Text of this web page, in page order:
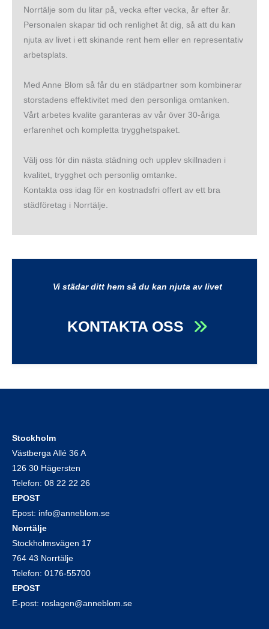
Norrtälje som du litar på, vecka efter vecka, år efter år.
Personalen skapar tid och renlighet åt dig, så att du kan
njuta av livet i ett skinande rent hem eller en representativ
arbetsplats.
Med Anne Blom så får du en städpartner som kombinerar
storstadens effektivitet med den personliga omtanken.
Vårt arbetes kvalite garanteras av vår över 30-åriga
erfarenhet och kompletta trygghetspaket.
Välj oss för din nästa städning och upplev skillnaden i
kvalitet, trygghet och personlig omtanke.
Kontakta oss idag för en kostnadsfri offert av ett bra
städföretag i Norrtälje.
Vi städar ditt hem så du kan njuta av livet
KONTAKTA OSS
Stockholm
Västberga Allé 36 A
126 30 Hägersten
Telefon: 08 22 22 26
EPOST
Epost: info@anneblom.se
Norrtälje
Stockholmsvägen 17
764 43 Norrtälje
Telefon: 0176-55700
EPOST
E-post: roslagen@anneblom.se